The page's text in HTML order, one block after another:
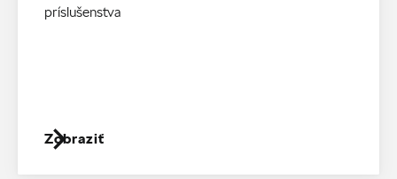
príslušenstva
Zobraziť